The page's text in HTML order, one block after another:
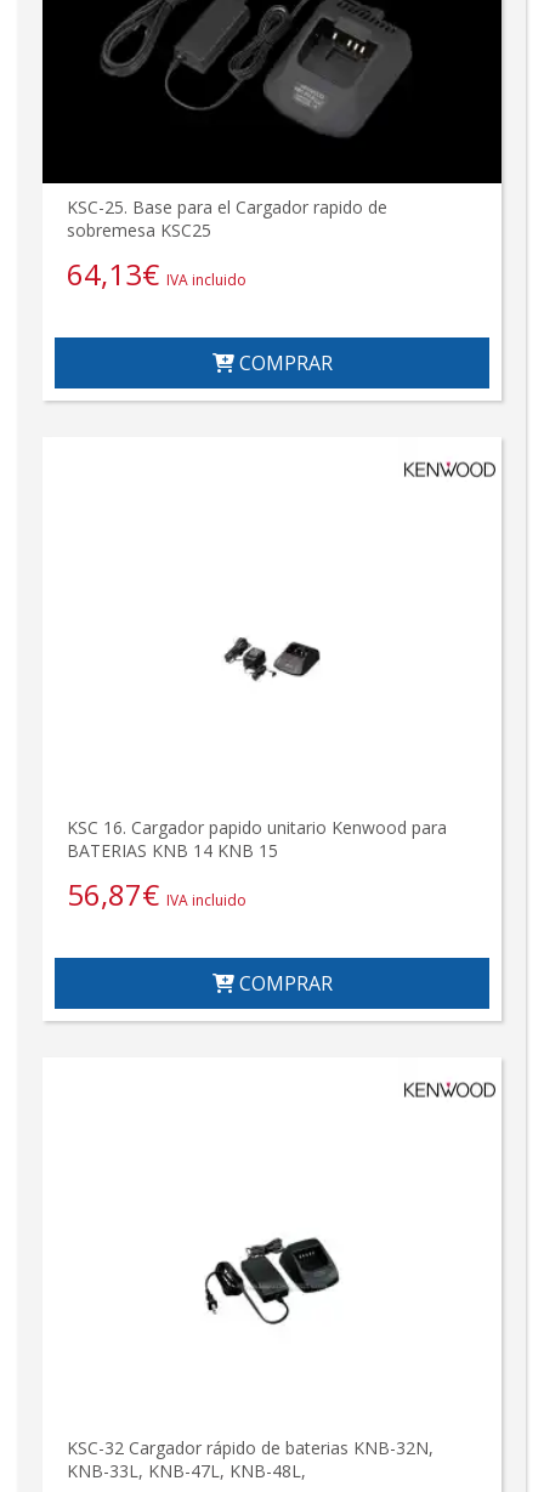
KSC-25. Base para el Cargador rapido de
sobremesa KSC25
64,13€ IVA incluido
COMPRAR
KSC 16. Cargador papido unitario Kenwood para
BATERIAS KNB 14 KNB 15
56,87€ IVA incluido
COMPRAR
KSC-32 Cargador rápido de baterias KNB-32N,
KNB-33L, KNB-47L, KNB-48L,